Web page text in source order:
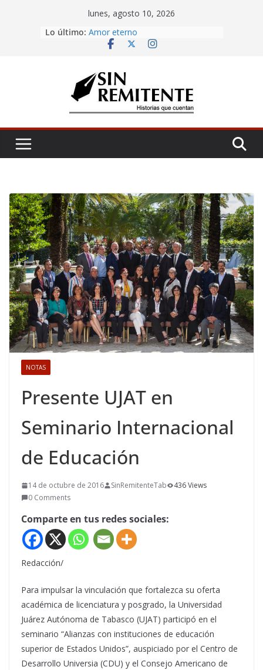
lunes, agosto 10, 2026
Lo último: Misa de 12
Amor eterno
La Carta
NOTAS
Presente UJAT en
Seminario Internacional
de Educación
14 de octubre de 2016 SinRemitenteTab
436 Views
0 Comments
Comparte en tus redes sociales:
Redacción/
Para impulsar la vinculación que fortalezca su oferta
académica de licenciatura y posgrado, la Universidad
Juárez Autónoma de Tabasco (UJAT) participó en el
seminario “Alianzas con instituciones de educación
superior de Estados Unidos”, auspiciado por el Centro de
Desarrollo Universia (CDU) y el Consejo Americano de